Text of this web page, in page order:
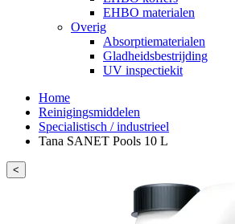
EHBO materialen
Overig
Absorptiematerialen
Gladheidsbestrijding
UV inspectiekit
Home
Reinigingsmiddelen
Specialistisch / industrieel
Tana SANET Pools 10 L
<